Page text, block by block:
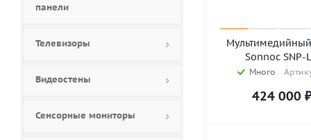
Sonnoc SNP-
Много
424 000 ₽
панели
Телевизоры
Видеостены
Сенсорные мониторы